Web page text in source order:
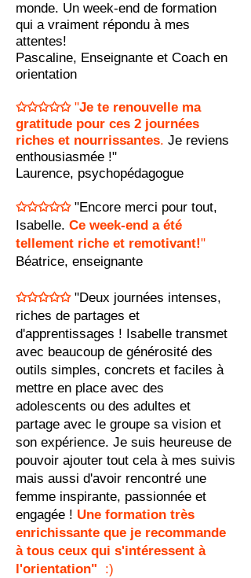
monde. Un week-end de formation
qui a vraiment répondu à mes
attentes!
Pascaline, Enseignante et Coach en
orientation
✩✩✩✩✩ "Je te renouvelle ma
gratitude pour ces 2 journées
riches et nourrissantes. Je reviens
enthousiasmée !"
Laurence, psychopédagogue
✩✩✩✩✩ "Encore merci pour tout,
Isabelle. Ce week-end a été
tellement riche et remotivant!"
Béatrice, enseignante
✩✩✩✩✩"Deux journées intenses,
riches de partages et
d'apprentissages ! Isabelle transmet
avec beaucoup de générosité des
outils simples, concrets et faciles à
mettre en place avec des
adolescents ou des adultes et
partage avec le groupe sa vision et
son expérience. Je suis heureuse de
pouvoir ajouter tout cela à mes suivis
mais aussi d'avoir rencontré une
femme inspirante, passionnée et
engagée ! Une formation très
enrichissante que je recommande
à tous ceux qui s'intéressent à
l'orientation" :)